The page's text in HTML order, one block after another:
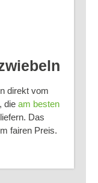
direkt vom
die am besten
Das
fairen Preis.